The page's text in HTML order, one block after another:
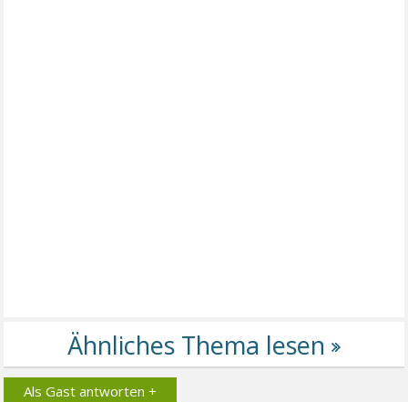
Als Gast antworten +